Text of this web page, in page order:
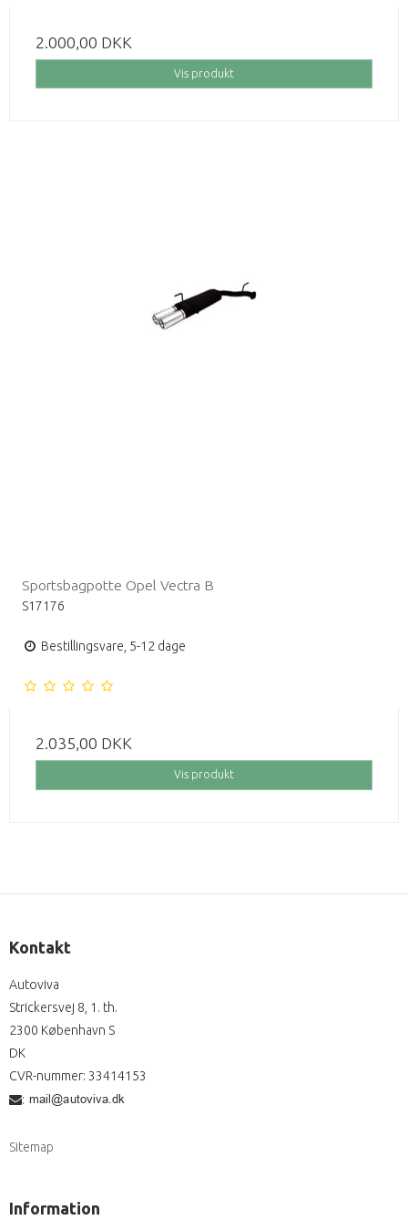
2.000,00 DKK
Vis produkt
Sportsbagpotte Opel Vectra B
S17176
Bestillingsvare, 5-12 dage
2.035,00 DKK
Vis produkt
Kontakt
Autoviva
Strickersvej 8, 1. th.
2300 København S
DK
CVR-nummer: 33414153
:
Sitemap
Information